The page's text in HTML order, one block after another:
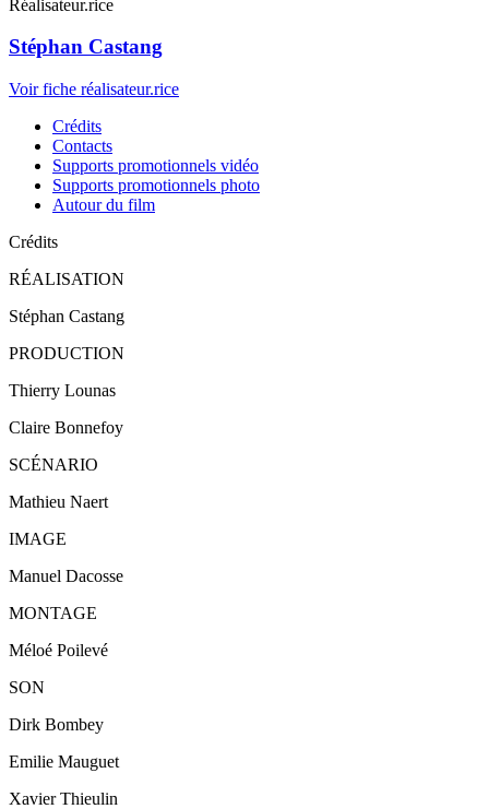
Réalisateur.rice
Stéphan Castang
Voir fiche réalisateur.rice
Crédits
Contacts
Supports promotionnels vidéo
Supports promotionnels photo
Autour du film
Crédits
RÉALISATION
Stéphan Castang
PRODUCTION
Thierry Lounas
Claire Bonnefoy
SCÉNARIO
Mathieu Naert
IMAGE
Manuel Dacosse
MONTAGE
Méloé Poilevé
SON
Dirk Bombey
Emilie Mauguet
Xavier Thieulin